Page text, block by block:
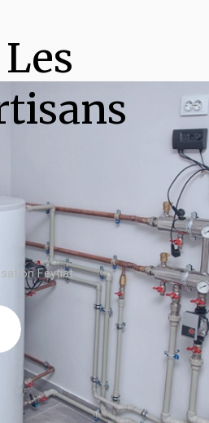
Les
Feytiat